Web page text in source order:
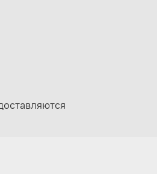
известный по всему миру